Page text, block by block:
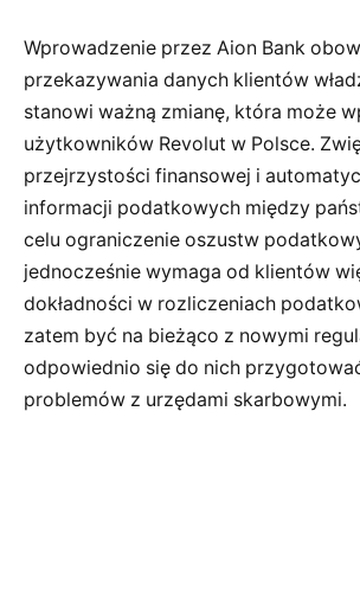
Wprowadzenie przez Aion Bank
przekazywania danych klientów
stanowi ważną zmianę, która może
użytkowników Revolut w Polsce.
przejrzystości finansowej i
informacji podatkowych między
celu ograniczenie oszustw
jednocześnie wymaga od klientów
dokładności w rozliczeniach
zatem być na bieżąco z nowymi
odpowiednio się do nich
problemów z urzędami skarbowymi.